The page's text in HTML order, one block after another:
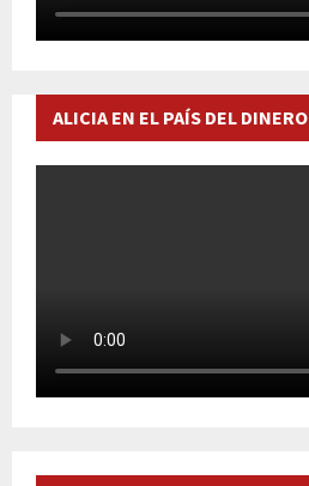
ALICIA EN EL PAÍS DEL DINERO